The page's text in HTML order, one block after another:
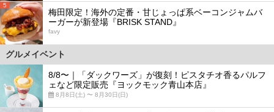
5
梅田限定！海外の定番・甘じょっぱ系ベーコンジャムバ
ーガーが新登場『BRISK STAND』
favy
グルメイベント
8/8〜｜「ダックワーズ」が復刻！ピスタチオ香るパルフ
ェなど限定販売『ヨックモック青山本店』
8月8日(土) 〜 8月30日(日)